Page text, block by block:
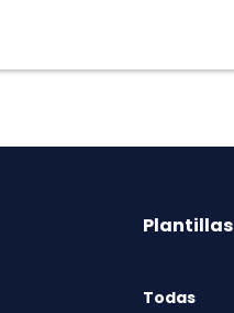
Plantillas
Todas